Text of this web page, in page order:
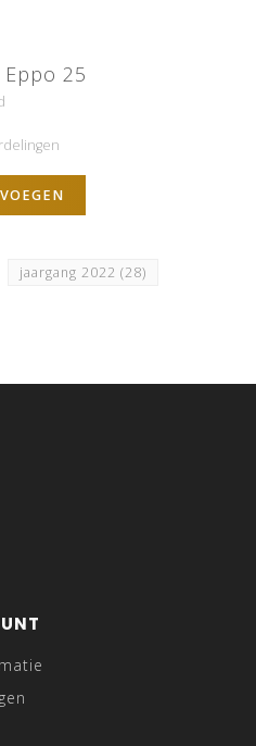
25
jaargang 2022 (28)